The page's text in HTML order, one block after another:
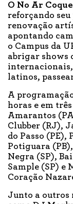
O No Ar
reforçando seu
renovação
apontando
o Campus da
abrigar shows
latinos,
A
horas e em
Amarantos
Clubber (RJ),
do Passo (PE),
Potiguara
Negra (SP),
Sample (SP) e
Coração
Junto a outros